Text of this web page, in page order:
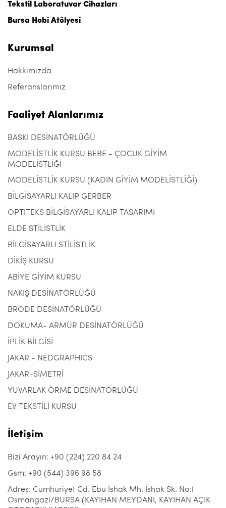
Tekstil Laboratuvar Cihazları
Bursa Hobi Atölyesi
Kurumsal
Hakkımızda
Referanslarımız
Faaliyet Alanlarımız
BASKI DESİNATÖRLÜĞÜ
MODELİSTLİK KURSU BEBE - ÇOCUK GİYİM
MODELİSTLİĞİ
MODELİSTLİK KURSU (KADIN GİYİM MODELİSTLİĞİ)
BİLGİSAYARLI KALIP GERBER
OPTITEKS BİLGİSAYARLI KALIP TASARIMI
ELDE STİLİSTLİK
BİLGİSAYARLI STİLİSTLİK
DİKİŞ KURSU
ABİYE GİYİM KURSU
NAKIŞ DESİNATÖRLÜĞÜ
BRODE DESİNATÖRLÜĞÜ
DOKUMA- ARMÜR DESİNATÖRLÜĞÜ
İPLİK BİLGİSİ
JAKAR - NEDGRAPHICS
JAKAR-SİMETRİ
YUVARLAK ÖRME DESİNATÖRLÜĞÜ
EV TEKSTİLİ KURSU
İletişim
Bizi Arayın: +90 (224) 220 84 24
Gsm: +90 (544) 396 98 58
Adres: Cumhuriyet Cd. Ebu İshak Mh. İshak Sk. No:1
Osmangazi/BURSA (KAYIHAN MEYDANI, KAYIHAN AÇIK